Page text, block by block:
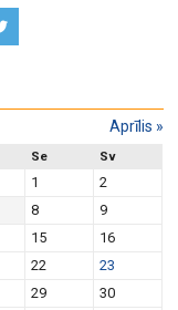
Aprīlis »
Se Sv
1
2
8
9
15
16
22
23
29
30